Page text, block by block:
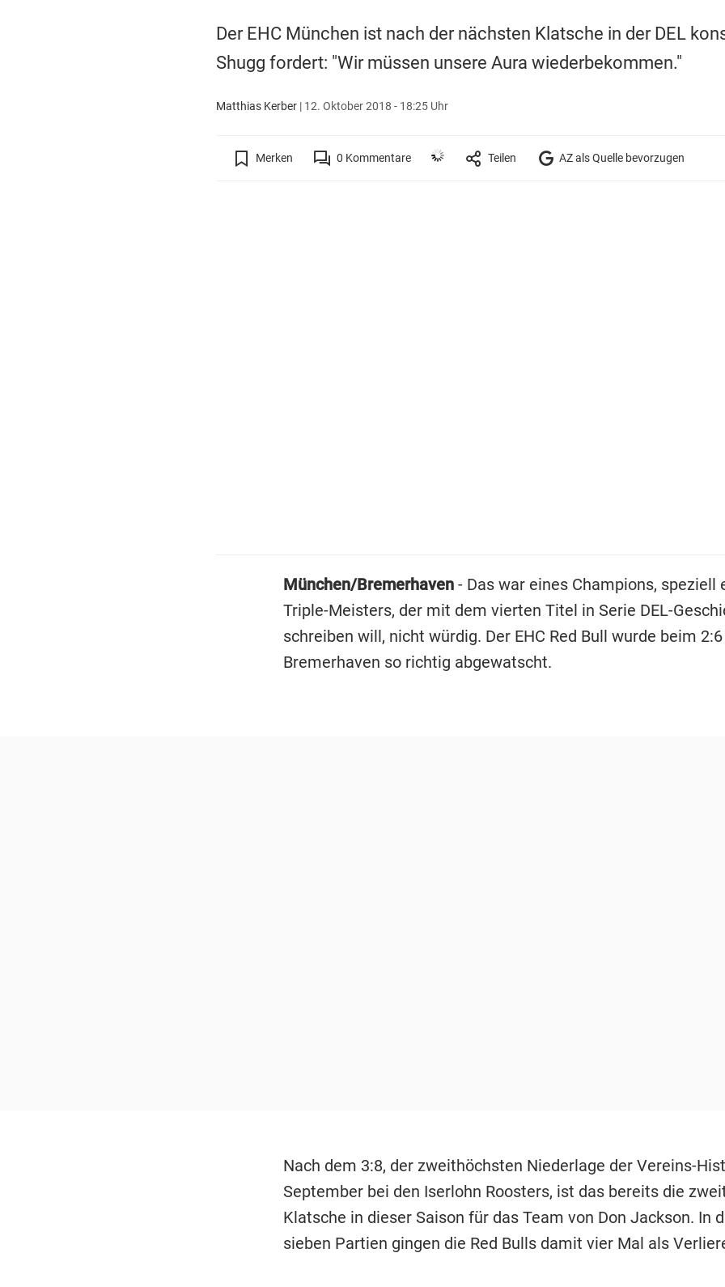
Der EHC München ist nach der nächsten Klatsche in der DEL
Shugg fordert: "Wir müssen unsere Aura wiederbekommen."
Matthias Kerber| 12. Oktober 2018 - 18:25 Uhr
Merken 0 Kommentare Teilen AZ als Quelle bevorzugen
München/Bremerhaven- Das war eines Champions, speziell
Triple-Meisters, der mit dem vierten Titel in Serie DEL-
schreiben will, nicht würdig. Der EHC Red Bull wurde beim
Bremerhaven so richtig abgewatscht.
Nach dem 3:8, der zweithöchsten Niederlage der Vereins-
September bei den Iserlohn Roosters, ist das bereits die
Klatsche in dieser Saison für das Team von Don Jackson. In
sieben Partien gingen die Red Bulls damit vier Mal als